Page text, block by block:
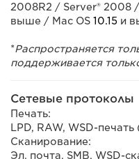
2008R2 / Server® 2008 /
выше / Mac OS 10.15 и
*Распространяется
поддерживается
Сетевые протоколы
Печать:
LPD, RAW, WSD-
Сканирование:
Эл. почта, SMB, WSD-